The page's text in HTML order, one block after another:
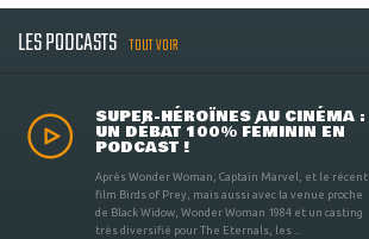
LES PODCASTS TOUT VOIR
SUPER-HÉROÏNES AU CINÉMA :
UN DÉBAT 100% FÉMININ EN
PODCAST !
Après Wonder Woman, Captain Marvel, et le récent
film Birds of Prey, mais aussi avec la venue proche
de Black Widow, Wonder Woman 1984 et un casting
très diversifié pour The Eternals, les ...